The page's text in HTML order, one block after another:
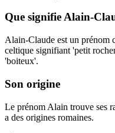
Que signifieAlain-
Alain-Claude est un prénom
celtique signifiant 'petit
'boiteux'.
Son origine
Le prénom Alain trouve ses
a des origines romaines.